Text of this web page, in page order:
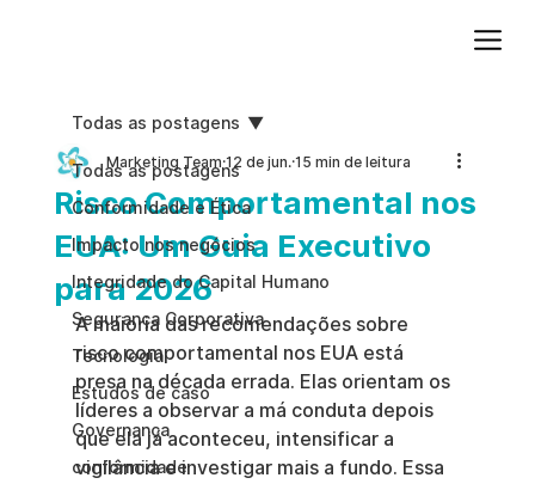
Todas as postagens
Conformidade e Ética
Impacto nos negócios
Integridade do Capital Humano
Segurança Corporativa
Tecnologia
Estudos de caso
Governança
conformidade
Todas as postagens
Risco Comportamental nos
EUA: Um Guia Executivo
para 2026
Marketing Team 12 de jun. 15 min de leitura
A maioria das recomendações sobre
risco comportamental nos EUA está
presa na década errada. Elas orientam os
líderes a observar a má conduta depois
que ela já aconteceu, intensificar a
vigilância e investigar mais a fundo. Essa